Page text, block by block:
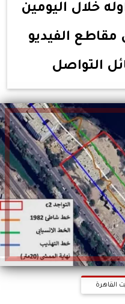
خلال اليومين
الفيديو
التواصل
القاهرة